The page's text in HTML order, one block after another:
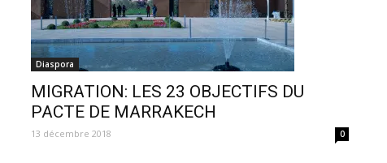
Diaspora
MIGRATION: LES 23 OBJECTIFS DU
PACTE DE MARRAKECH
13 décembre 2018 0